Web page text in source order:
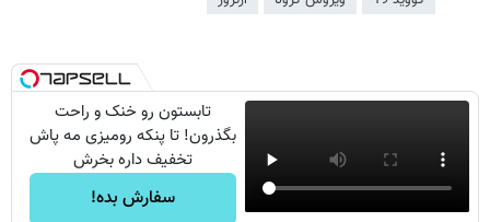
تابستون رو خنک و راحت
بگذرون! تا پنکه رومیزی مه پاش
تخفیف داره بخرش
سفارش بده!